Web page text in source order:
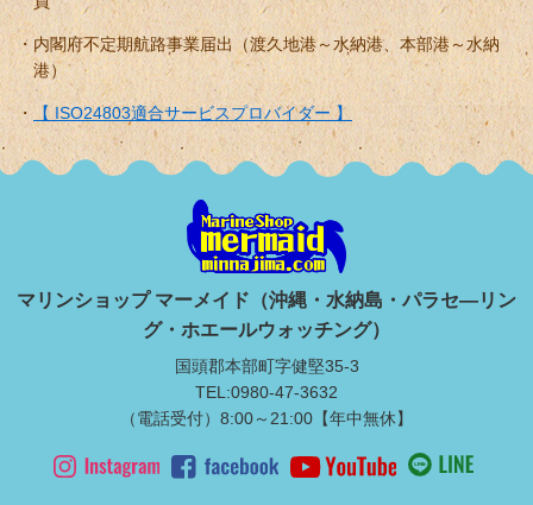
内閣府不定期航路事業届出（渡久地港～水納港、本部港～水納
港）
【 ISO24803適合サービスプロバイダー 】
マリンショップ マーメイド（沖縄・水納島・パラセ―リン
グ・ホエールウォッチング）
国頭郡本部町字健堅35-3
TEL:0980-47-3632
（電話受付）8:00～21:00【年中無休】